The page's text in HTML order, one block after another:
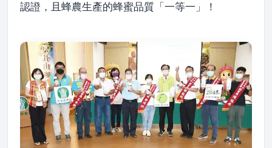
認證，且蜂農生產的蜂蜜品質「一等一」！